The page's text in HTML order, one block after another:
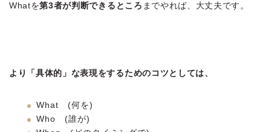
Whatを第3者が判断できるところ までやれば、大丈夫です。
より「具体的」な表現をするためのコツとしては、
What (何を)
Who (誰が)